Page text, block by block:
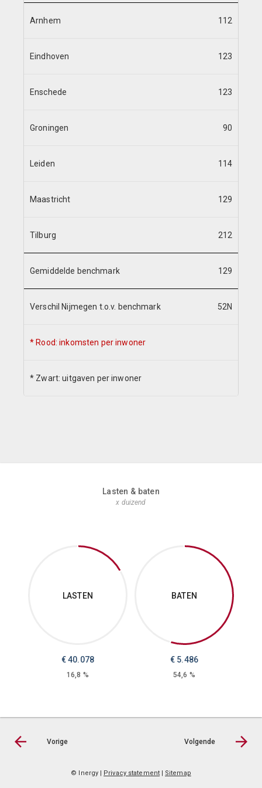
Arnhem 112
Eindhoven 123
Enschede 123
Groningen 90
Leiden 114
Maastricht 129
Tilburg 212
Gemiddelde benchmark 129
Verschil Nijmegen t.o.v. benchmark 52N
* Rood: inkomsten per inwoner
* Zwart: uitgaven per inwoner
Lasten & baten
x duizend
LASTEN
€40.078
16,8 %
BATEN
€ 5.486
54,6 %
Vorige Volgende
© Inergy | Privacy statement| Sitemap